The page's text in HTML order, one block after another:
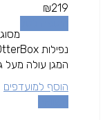
₪219
המגן עולה מעל
הוסף למועדפים